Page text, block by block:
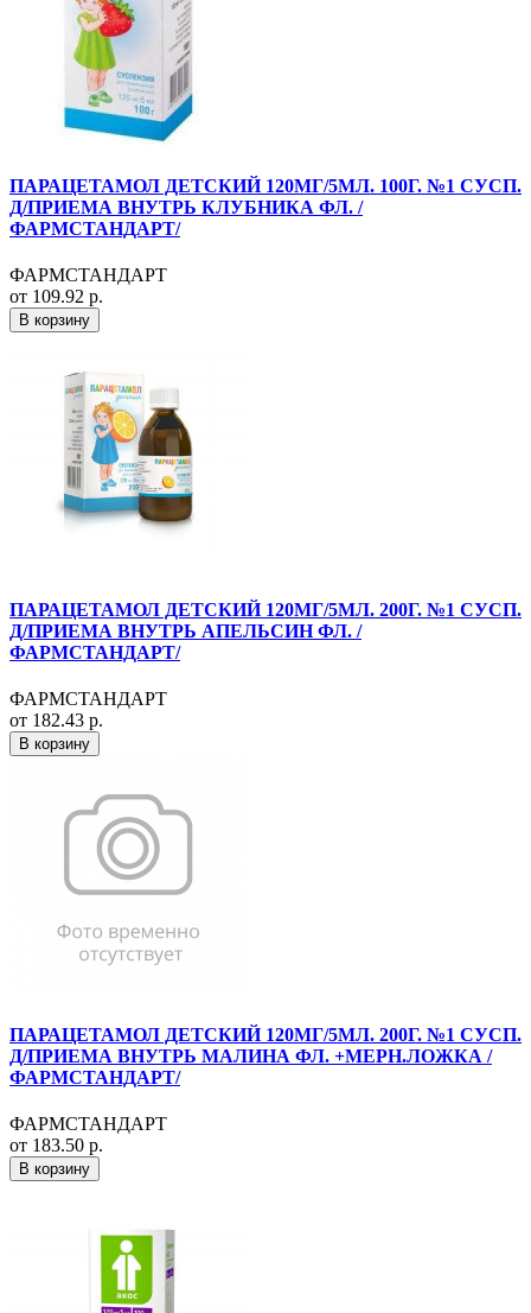
ПАРАЦЕТАМОЛ ДЕТСКИЙ 120МГ/5МЛ. 100Г. №1 СУСП.
Д/ПРИЕМА ВНУТРЬ КЛУБНИКА ФЛ. /
ФАРМСТАНДАРТ/
ФАРМСТАНДАРТ
от 109.92 р.
В корзину
ПАРАЦЕТАМОЛ ДЕТСКИЙ 120МГ/5МЛ. 200Г. №1 СУСП.
Д/ПРИЕМА ВНУТРЬ АПЕЛЬСИН ФЛ. /
ФАРМСТАНДАРТ/
ФАРМСТАНДАРТ
от 182.43 р.
В корзину
ПАРАЦЕТАМОЛ ДЕТСКИЙ 120МГ/5МЛ. 200Г. №1 СУСП.
Д/ПРИЕМА ВНУТРЬ МАЛИНА ФЛ. +МЕРН.ЛОЖКА /
ФАРМСТАНДАРТ/
ФАРМСТАНДАРТ
от 183.50 р.
В корзину